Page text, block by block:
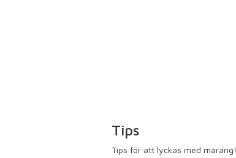
Tips
Tips för att lyckas med maräng!